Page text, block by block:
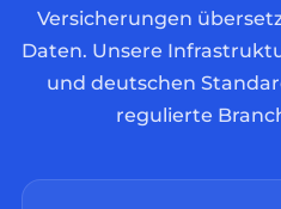
Versicherungen
Daten. Unsere
und deutschen
regulierte